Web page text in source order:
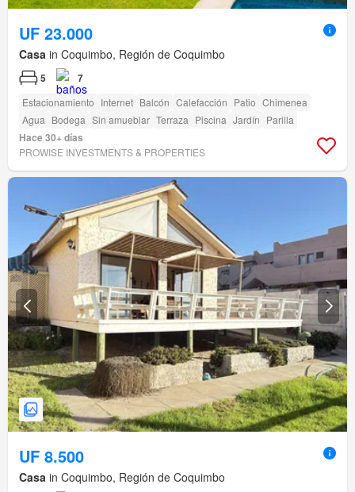
UF 23.000
Casa in Coquimbo, Región de Coquimbo
5 7
Estacionamiento Internet Balcón Calefacción Patio Chimenea
Agua Bodega Sin amueblar Terraza Piscina Jardín Parilla
Hace 30+ días
PROWISE INVESTMENTS & PROPERTIES
UF 8.500
Casa in Coquimbo, Región de Coquimbo